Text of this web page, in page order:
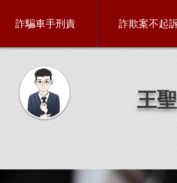
詐騙車手刑責 詐欺案不起
王